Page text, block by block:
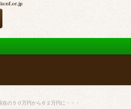
の５０万円から６２万円に・・・